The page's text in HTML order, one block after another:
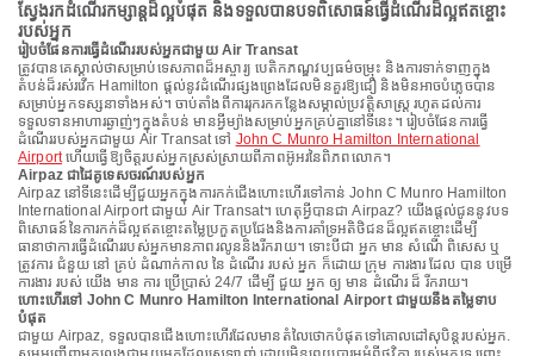
ស្វែងរកដំណើរកម្សាន្តដ៏ល្អបំផុត និងទទួលបានបទពិសោធន៍ធ្វើដំណើរដ៏ល្អឥតខ្ចោះ
របស់អ្នក
រៀបចំផែនការធ្វើដំណើររបស់អ្នកជាមួយ Air Transat
ត្រូវបានគេស្គាល់ថាសម្រាប់ទេសភាពដ៏អស្ចារ្យ បេតិកភណ្ឌវប្បធម៌ចម្រុះ និងការទាក់ទាញក្នុង
តំបន់ដ៏រស់រវើក Hamilton ផ្តល់នូវដំណើរផ្សងព្រេងដែលមិនគួរឱ្យជឿ និងមិនអាចបំភ្លេចបាន
សម្រាប់អ្នកទស្សនាទាំងអស់។ ចាប់តាំងពីការរុករកកន្លែងសម្គាល់ប្រវត្តិសាស្ត្រ រហូតដល់ការ
ទទួលទានអាហារឆ្ងាញ់ៗក្នុងតំបន់ មានអ្វីម្យ៉ាងសម្រាប់អ្នកគ្រប់គ្នានៅទីនេះ។ រៀបចំផែនការធ្វើ
ដំណើររបស់អ្នកជាមួយ Air Transat ទៅ John C Munro Hamilton International
Airportហើយធ្វើឱ្យចិត្តរបស់អ្នកស្រស់ស្រាយពីភាពអ៊ូអរនៃពិភពលោក។
Airpaz ជាដៃគូទេសចរណ៍របស់អ្នក
Airpaz នៅទីនេះដើម្បីជួយអ្នកក្នុងការកក់ជើងហោះហើរទៅកាន់ John C Munro Hamilton
International Airport ជាមួយ Air Transat។ ហេតុអ្វីបានជា Airpaz? យើងផ្តល់ជូននូវបទ
ពិសោធន៍នៃការកក់ដ៏ល្អឥតខ្ចោះតម្លៃប្រកួតប្រជែងនិងការគាំទ្រអតិថិជនដ៏ល្អឥតខ្ចោះដើម្បី
ធានាថាការធ្វើដំណើររបស់អ្នកមានភាពរលូននិងរីករាយ។ ទោះបីជា អ្នក មាន សំណើ ពិសេស ឬ
ត្រូវការ ជំនួយ នៅ គ្រប់ ដំណាក់កាល នៃ ដំណើរ របស់ អ្នក ក៏ដោយ ក្រុម ការងារ ដែល បាន បម្រើ
ការងារ របស់ យើង មាន ការ ប្រើប្រាស់ 24/7 ដើម្បី ជួយ អ្នក ឲ្យ មាន ដំណើរ ដ៏ រីករាយ។
ហោះហើរទៅ John C Munro Hamilton International Airport ជាមួយនឹងតម្លៃទាប
បំផុត
ជាមួយ Airpaz, ទទួលបានជើងហោះហើរដែលមានតំលៃថោកបំផុតទៅគោលដៅសុបិន្តរបស់អ្នក.